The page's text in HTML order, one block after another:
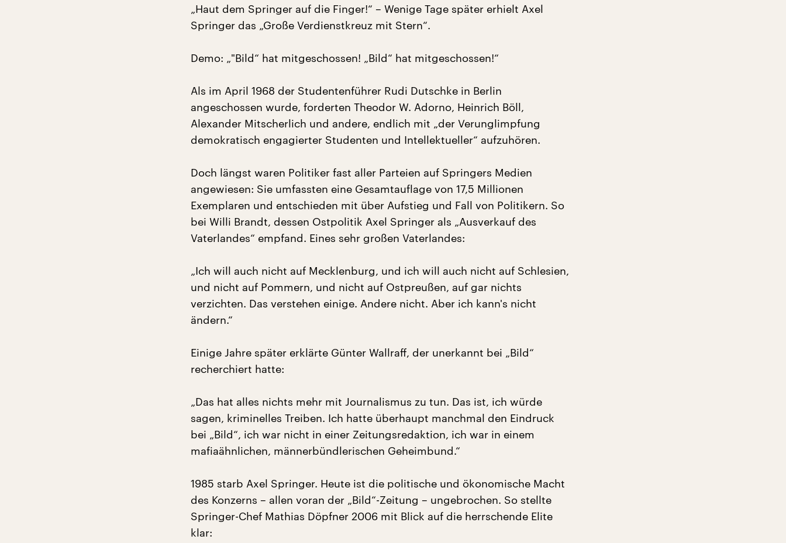
„Haut dem Springer auf die Finger!“ – Wenige Tage später erhielt Axel
Springer das „Große Verdienstkreuz mit Stern“.
Demo: „"Bild“ hat mitgeschossen! „Bild“ hat mitgeschossen!“
Als im April 1968 der Studentenführer Rudi Dutschke in Berlin
angeschossen wurde, forderten Theodor W. Adorno, Heinrich Böll,
Alexander Mitscherlich und andere, endlich mit „der Verunglimpfung
demokratisch engagierter Studenten und Intellektueller“ aufzuhören.
Doch längst waren Politiker fast aller Parteien auf Springers Medien
angewiesen: Sie umfassten eine Gesamtauflage von 17,5 Millionen
Exemplaren und entschieden mit über Aufstieg und Fall von Politikern. So
bei Willi Brandt, dessen Ostpolitik Axel Springer als „Ausverkauf des
Vaterlandes“ empfand. Eines sehr großen Vaterlandes:
„Ich will auch nicht auf Mecklenburg, und ich will auch nicht auf Schlesien,
und nicht auf Pommern, und nicht auf Ostpreußen, auf gar nichts
verzichten. Das verstehen einige. Andere nicht. Aber ich kann's nicht
ändern.“
Einige Jahre später erklärte Günter Wallraff, der unerkannt bei „Bild“
recherchiert hatte:
„Das hat alles nichts mehr mit Journalismus zu tun. Das ist, ich würde
sagen, kriminelles Treiben. Ich hatte überhaupt manchmal den Eindruck
bei „Bild“, ich war nicht in einer Zeitungsredaktion, ich war in einem
mafiaähnlichen, männerbündlerischen Geheimbund.“
1985 starb Axel Springer. Heute ist die politische und ökonomische Macht
des Konzerns – allen voran der „Bild“-Zeitung – ungebrochen. So stellte
Springer-Chef Mathias Döpfner 2006 mit Blick auf die herrschende Elite
klar: